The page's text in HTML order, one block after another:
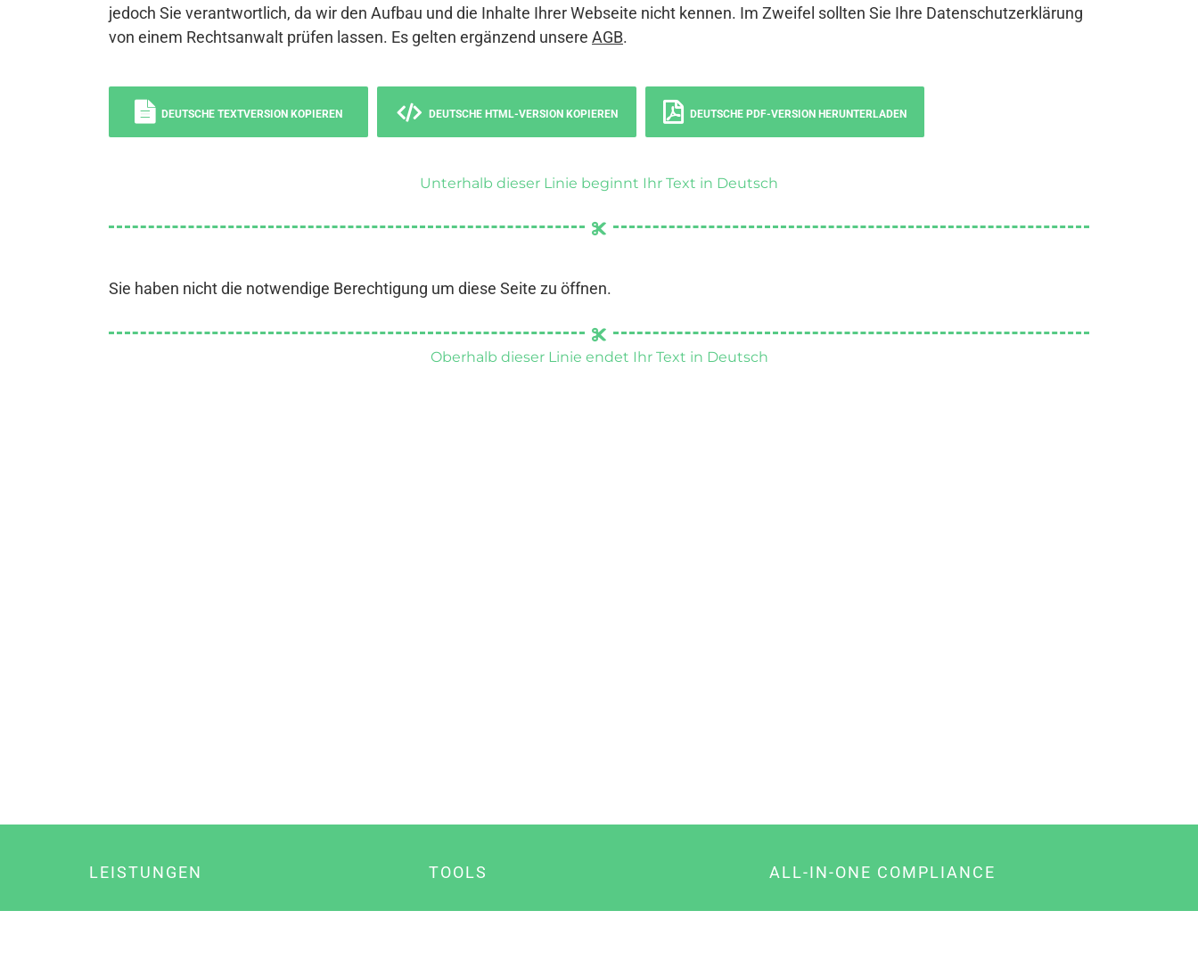
jedoch Sie verantwortlich, da wir den Aufbau und die Inhalte Ihrer Webseite nicht kennen. Im Zweifel sollten Sie Ihre Datenschutzerklärung
von einem Rechtsanwalt prüfen lassen. Es gelten ergänzend unsere AGB.
DEUTSCHE TEXTVERSION KOPIEREN DEUTSCHE HTML-VERSION KOPIEREN DEUTSCHE PDF-VERSION HERUNTERLADEN
Unterhalb dieser Linie beginnt Ihr Text in Deutsch
Sie haben nicht die notwendige Berechtigung um diese Seite zu öffnen.
Oberhalb dieser Linie endet Ihr Text in Deutsch
LEISTUNGEN TOOLS ALL-IN-ONE COMPLIANCE